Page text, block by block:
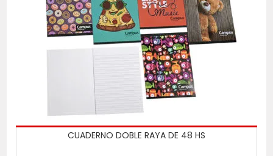
CUADERNO DOBLE RAYA DE 48 HS